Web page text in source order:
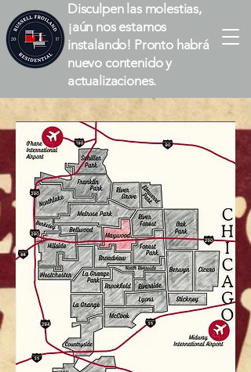
Disculpen las molestias,
¡aún nos estamos
instalando! Pronto habrá
nuevo contenido y
actualizaciones.